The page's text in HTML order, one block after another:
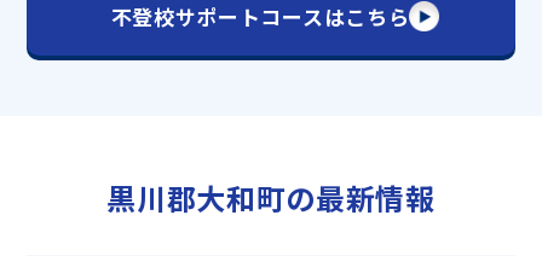
不登校サポートコースはこちら
黒川郡大和町の最新情報